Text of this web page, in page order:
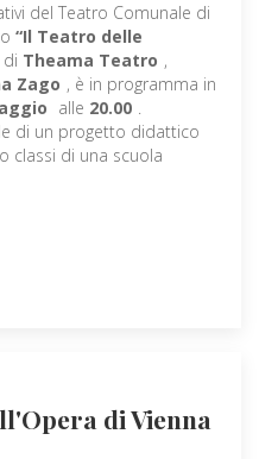
del Teatro Comunale di
“Il Teatro delle
Theama Teatro ,
Zago , è in programma in
alle 20.00 .
di un progetto didattico
classi di una scuola
di Vienna